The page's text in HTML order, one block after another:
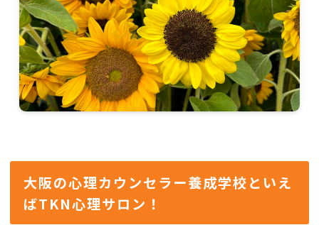
大阪の心理カウンセラー養成学校といえ
ばTKN心理サロン！